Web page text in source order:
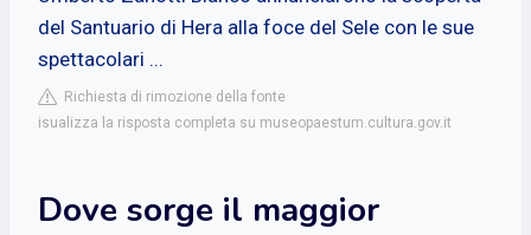
del Santuario di Hera alla foce del Sele con le sue
spettacolari ...
Richiesta di rimozione della fonte
isualizza la risposta completa su museopaestum.cultura.gov.it
Dove sorge il maggior